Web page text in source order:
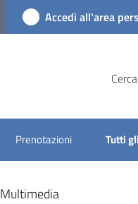
Accedi all'area
Cerca
Prenotazioni Tutti
Multimedia